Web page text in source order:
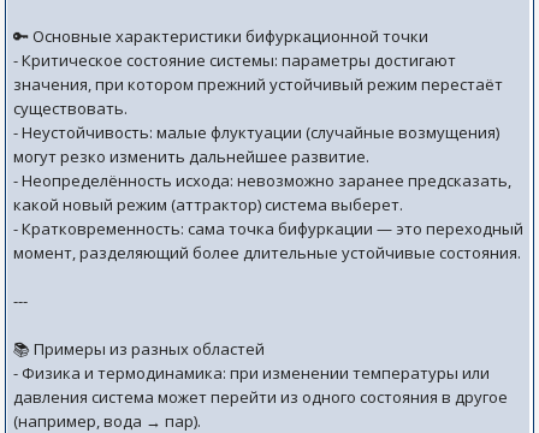
🔑 Основные характеристики бифуркационной точки
- Критическое состояние системы: параметры достигают
значения, при котором прежний устойчивый режим перестаёт
существовать.
- Неустойчивость: малые флуктуации (случайные возмущения)
могут резко изменить дальнейшее развитие.
- Неопределённость исхода: невозможно заранее предсказать,
какой новый режим (аттрактор) система выберет.
- Кратковременность: сама точка бифуркации — это переходный
момент, разделяющий более длительные устойчивые состояния.
---
📚 Примеры из разных областей
- Физика и термодинамика: при изменении температуры или
давления система может перейти из одного состояния в другое
(например, вода → пар).